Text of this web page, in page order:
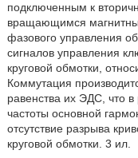
подключенным к
вращающимся
фазового управления
сигналов управления
круговой обмотки,
Коммутация
равенства их ЭДС, что в
частоты основной
отсутствие разрыва
круговой обмотки. 3 ил.